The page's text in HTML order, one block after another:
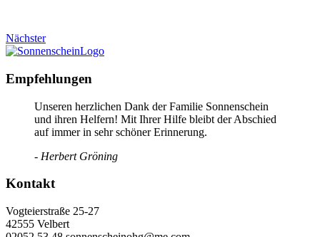
Nächster
Empfehlungen
Unseren herzlichen Dank der Familie Sonnenschein
und ihren Helfern! Mit Ihrer Hilfe bleibt der Abschied
auf immer in sehr schöner Erinnerung.
- Herbert Gröning
Kontakt
Vogteierstraße 25-27
42555 Velbert